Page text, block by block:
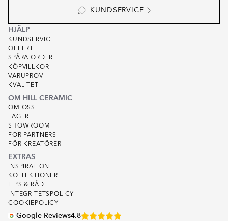
KUNDSERVICE
HJÄLP
KUNDSERVICE
OFFERT
SPÅRA ORDER
KÖPVILLKOR
VARUPROV
KVALITET
OM HILL CERAMIC
OM OSS
LAGER
SHOWROOM
FOR PARTNERS
FÖR KREATÖRER
EXTRAS
INSPIRATION
KOLLEKTIONER
TIPS & RÅD
INTEGRITETSPOLICY
COOKIEPOLICY
Google Reviews4.8